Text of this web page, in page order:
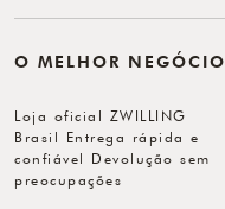
O MELHOR NEGÓCIO
Loja oficial ZWILLING
Brasil Entrega rápida e
confiável Devolução sem
preocupações